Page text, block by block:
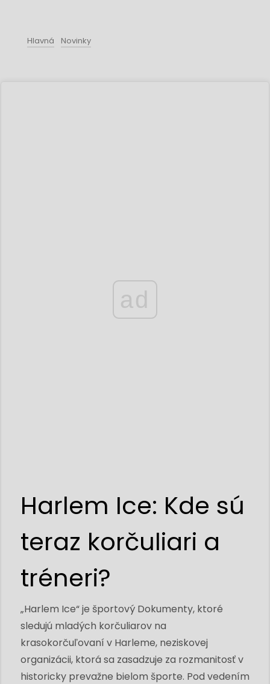
Hlavná Novinky
ad
Harlem Ice: Kde sú
teraz korčuliari a
tréneri?
„Harlem Ice“ je športový Dokumenty, ktoré
sledujú mladých korčuliarov na
krasokorčuľovaní v Harleme, neziskovej
organizácii, ktorá sa zasadzuje za rozmanitosť v
historicky prevažne bielom športe. Pod vedením